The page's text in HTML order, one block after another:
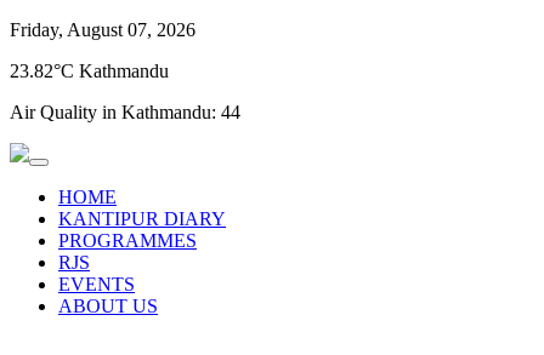
Friday, August 07, 2026
23.82°C Kathmandu
Air Quality in Kathmandu: 44
HOME
KANTIPUR DIARY
PROGRAMMES
RJS
EVENTS
ABOUT US